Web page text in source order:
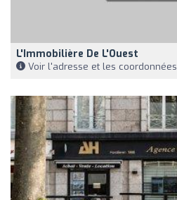
L'Immobilière De L'Ouest
Voir l'adresse et les coordonnées